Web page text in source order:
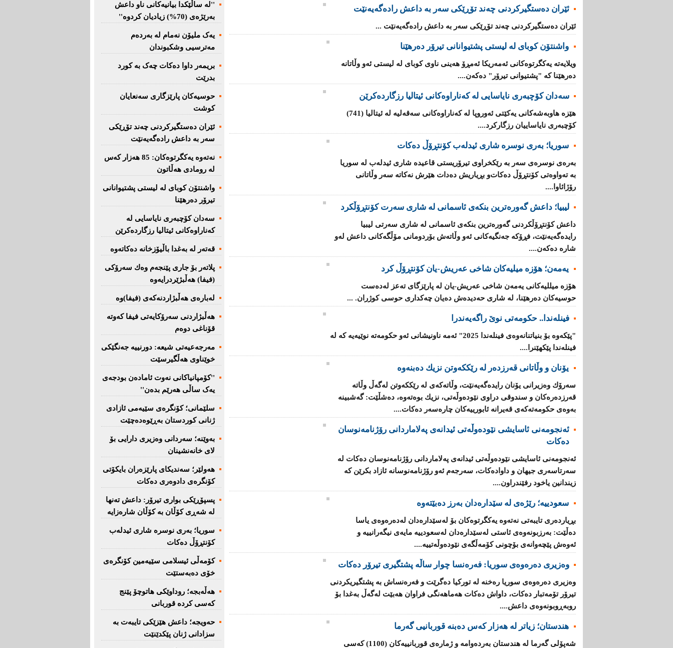
ئێران دەستگیرکردنى چه‌ند تۆڕێكی‌ سه‌ر به‌ داعش رادەگەیەنێت
ئێران دەستگیرکردنى چه‌ند تۆڕێكی‌ سه‌ر به‌ داعش رادەگەیەنێت ...
واشنتۆن كوبای لە لیستی پشتیوانانی تیرۆر دەرهێنا
ویلایەتە یەكگرتوەكانی ئەمەریكا ئەمڕۆ هەینی ناوی كوبای لە لیستی ئەو وڵاتانە
دەرهێنا كە "پشتیوانی تیرۆر" دەكەن....
سەدان كۆچبەری نایاسایی لە كەناراوەكانی ئیتالیا رزگاردەكرێن
هێزە هاوبەشەكانی یەكێتی ئەوروپا لە كەناراوەكانی سەقەلیە لە ئیتالیا (741)
كۆچبەری نایاساییان رزگاركرد....
سوریا؛ بەری نوسرە شاری ئیدلەب كۆنتڕۆڵ دەكات
بەرەی نوسرەی سەر بە رێكخراوی تیرۆریستی قاعیدە شاری ئیدلەب لە سوریا
بە تەواوەتی كۆنتڕۆڵ دەكات‌و بڕیاریش دەدات هێرش نەكاتە سەر وڵاتانی
رۆژائاوا....
لیبیا؛ داعش گەورەترین بنكەی ئاسمانی لە شاری سەرت کۆنتڕۆڵکرد
داعش كۆنتڕۆڵکردنی گەورەترین بنكەی ئاسمانی لە شاری سەرتی لیبیا
رایدەگەیەنێت، فڕۆكە جەنگیەكانی ئەو وڵاتەش بۆردومانی مۆڵگەكانی داعش لەو
شارە دەكەن....
یەمەن؛ هۆزە میلیەكان شاخی عەریش-یان كۆنتڕۆڵ كرد
هۆزە میللیەكانی یەمەن شاخی عەریش-یان لە پارێزگای تەعز لەدەست
حوسیەكان دەرهێنا، لە شاری حەدیدەش دەیان چەكداری حوسی كوژران. ...
فینلەندا.. حكومەتی نوێ راگەیەندرا
"پێكەوە بۆ بنیاتنانەوەی فینلەندا 2025" ئەمە ناونیشانی ئەو حكومەتە نوێیەیە كە لە
فینلەندا پێكهێنرا....
یۆنان‌ و وڵاتانی‌ قه‌رزده‌ر له‌ رێککەوتن نزیك ده‌بنه‌وه‌
سه‌رۆك وه‌زیرانی‌ یۆنان رایده‌گه‌یه‌نێت، وڵاته‌كه‌ی‌ له‌ رێکكه‌وتن له‌گه‌ڵ وڵاته‌
قه‌رزده‌ره‌كان‌ و سندوقی‌ دراوی‌ نێوده‌وڵه‌تی، نزیك بوه‌ته‌وه‌، ده‌شڵێت: گه‌شبینه‌
به‌وه‌ی‌ حكومه‌ته‌كه‌ی‌ قه‌یرانه‌ ئابورییه‌كان چاره‌سه‌ر ده‌كات....
ئه‌نجومه‌نی ئاسایشی نێوده‌وڵه‌تی ئیدانه‌ی په‌لاماردانی رۆژنامه‌نوسان
ده‌كات
ئه‌نجومه‌نی ئاسایشی نێوده‌وڵه‌تی ئیدانه‌ی په‌لاماردانی رۆژنامه‌نوسان ده‌كات له‌
سه‌رتاسه‌ری جیهان و داواده‌كات، سه‌رجه‌م ئه‌و رۆژنامه‌نوسانه‌ ئازاد بكرێن كه‌
زیندانین یاخود رفێندراون....
سعودییە؛ رێژەی لە سێدارەدان بەرز دەبێتەوە
بڕیارده‌ری تایبه‌تی نه‌ته‌وه‌ یه‌كگرتوه‌كان بۆ له‌سێداره‌دان له‌ده‌ره‌وه‌ی یاسا
ده‌ڵێت: به‌رزبونه‌وه‌ی ئاستی له‌سێداره‌دان له‌سعودییه‌ مایه‌ی نیگه‌رانییه‌ و
ئه‌وه‌ش پێچه‌وانه‌ی بۆچونی كۆمه‌ڵگه‌ی‌ نێوده‌وڵه‌تییه‌....
وەزیری دەرەوەی سوریا: فه‌ره‌نسا چوار ساڵه‌ پشتگیری تیرۆر ده‌كات
وه‌زیری ده‌ره‌وه‌ی سوریا ره‌خنه‌ له‌ توركیا ده‌گرێت و فه‌ره‌نساش به‌ پشتگیریكردنی
تیرۆر تۆمه‌تبار ده‌كات، داواش ده‌كات هه‌ماهه‌نگی فراوان هه‌بێت له‌گه‌ڵ به‌غدا بۆ
روبه‌ڕوبونه‌وه‌ی داعش....
هندستان؛ زیاتر لە هەزار کەس دەبنە قوربانیی گەرما
شه‌پۆلی‌ گه‌رما له‌ هندستان به‌رده‌وامه‌ و ژماره‌ی‌ قوربانییه‌كان (1100) کەسی
''لە ساڵێکدا بیانیه‌كانی ناو داعش
بەرێژەى (70%) زیادیان کردوە''
یەک ملیۆن نەمام لە بەردەم
مەترسیی وشکبوندان
بریمه‌ر داوا دەکات چەک بە کورد
بدرێت
حوسیەکان پارێزگارى سەنعایان
کوشت
ئێران دەستگیرکردنى چه‌ند تۆڕێكی‌
سه‌ر به‌ داعش رادەگەیەنێت
نەتەوە یەكگرتوەكان: 85 هەزار كەس
لە رومادی هەڵاتون
واشنتۆن كوبای لە لیستی پشتیوانانی
تیرۆر دەرهێنا
سەدان كۆچبەری نایاسایی لە
كەناراوەكانی ئیتالیا رزگاردەكرێن
قەتەر لە بەغدا باڵیۆزخانە دەكاتەوە
پلاتەر بۆ جاری پێنجەم وەك سەرۆكی
(فیفا) هەڵبژێردرایەوە
لەبارەی هەڵبژاردنەكەی (فیفا)وە
هەڵبژاردنی سەرۆكایەتی فیفا كەوتە
قۆناغی دوەم
مەرجەعیەتی شیعە: دورنییە جەنگێكی
خوێناوی هەڵگیرسێت
''کۆمپانیاکانی نەوت ئامادەن بودجەی
یەک ساڵی هەرێم بدەن''
سلێمانی؛ كۆنگرەی سێیەمی ئازادی
ژنانی كوردستان بەڕێوەدەچێت
بەوێنە؛ سەردانی وەزیری دارایی بۆ
لای خانەنشینان
هەولێر؛ سەندیكای پارێزەران بایكۆتی
كۆنگرەی دادوەری دەكات
پسپۆڕێكی بواری تیرۆر: داعش تەنها
لە شەڕی كۆڵان بە كۆڵان شارەزایە
سوریا؛ بەری نوسرە شاری ئیدلەب
كۆنتڕۆڵ دەكات
كۆمەڵی ئیسلامی سێیەمین كۆنگرەی
خۆی دەبەستێت
هەڵەبجە؛ روداوێکی هاتوچۆ پێنج
کەسی کردە قوربانی
حەویجە؛ داعش هێزێكی تایبەت بە
سزادانی ژنان پێكدێنێت